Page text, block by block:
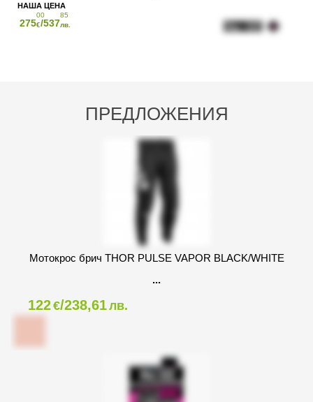
ПРЕДЛОЖЕНИЯ
Мотокрос брич THOR PULSE VAPOR BLACK/WHITE
122€/238,61лв.
275
00
€/537
85
лв.